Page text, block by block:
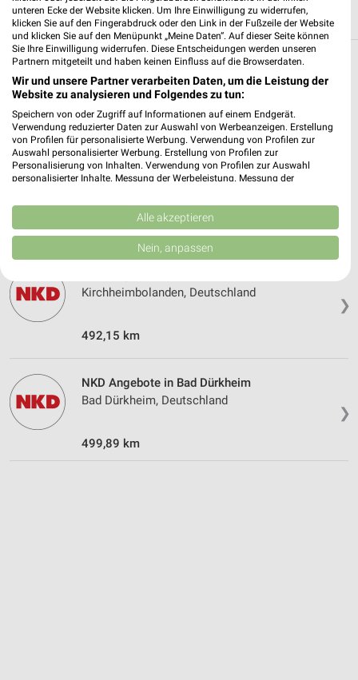
Weitere NKD Geschäfte mit Angeboten in
und um Eisenberg (Pfalz)
5 Geschäfte und Orte
NKD Angebote in Grünstadt
Grünstadt, Deutschland
492,02 km
❯
Kirchheimbolanden, Deutschland
492,15 km
❯
NKD Angebote in Bad Dürkheim
Bad Dürkheim, Deutschland
499,89 km
unteren Ecke der Website klicken. Um Ihre Einwilligung zu widerrufen,
klicken Sie auf den Fingerabdruck oder den Link in der Fußzeile der Website
und klicken Sie auf den Menüpunkt „Meine Daten“. Auf dieser Seite können
Sie Ihre Einwilligung widerrufen. Diese Entscheidungen werden unseren
Partnern mitgeteilt und haben keinen Einfluss auf die Browserdaten.
Wir und unsere Partner verarbeiten Daten, um die Leistung der
Website zu analysieren und Folgendes zu tun:
Speichern von oder Zugriff auf Informationen auf einem Endgerät.
Verwendung reduzierter Daten zur Auswahl von Werbeanzeigen. Erstellung
von Profilen für personalisierte Werbung. Verwendung von Profilen zur
Auswahl personalisierter Werbung. Erstellung von Profilen zur
Personalisierung von Inhalten. Verwendung von Profilen zur Auswahl
personalisierter Inhalte. Messung der Werbeleistung. Messung der
Kombinationen von Daten aus verschiedenen Quellen. Entwicklung und
Verbesserung der Angebote. Verwendung reduzierter Daten zur Auswahl
von Inhalten.
Daten können außerhalb der Europäischen Union weitergegeben und in die
Website/App.
Partnerliste anzeigen (1 IAB-Anbieter)
auf einem Endgerät
Verwendung reduzierter Daten zur Auswahl von
Werbeanzeigen
Alle akzeptieren
Nein, anpassen